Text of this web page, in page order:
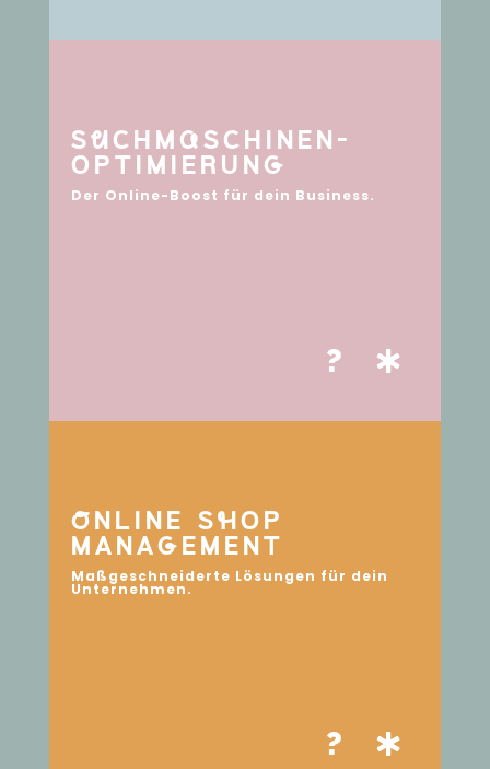
SuCHMaSCHINEN-
OPTIMIERUNg
Der Online-Boost für dein Business.
?
oNLINE ShOP
MANAgEMENT
Maßgeschneiderte Lösungen für dein
Unternehmen.
?